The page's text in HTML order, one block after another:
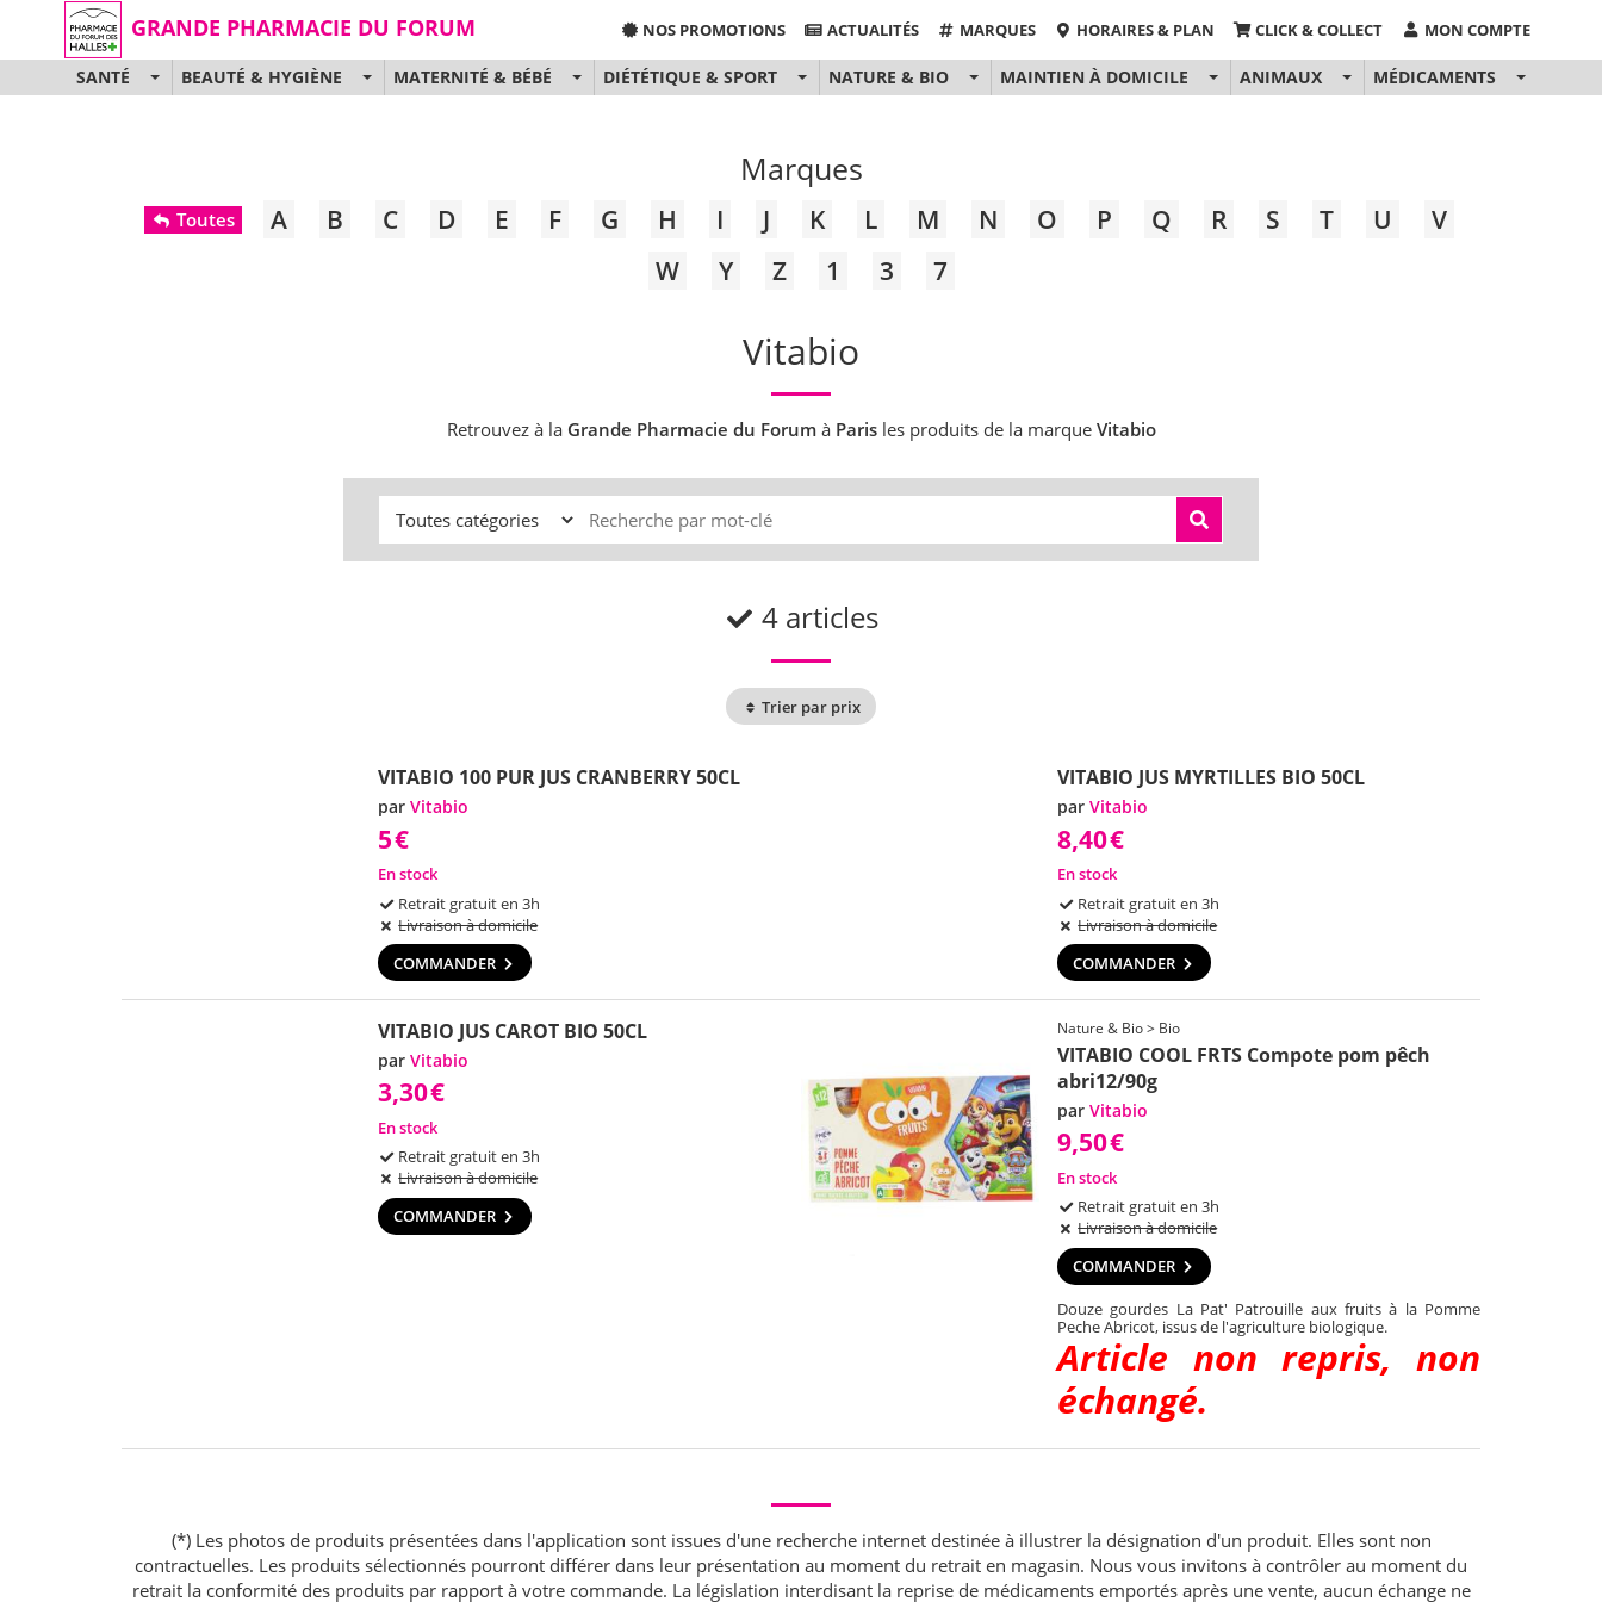
GRANDE PHARMACIE DU FORUM NOS PROMOTIONS ACTUALITÉS MARQUES HORAIRES & PLAN CLICK & COLLECT MON COMPTE
SANTÉ BEAUTÉ & HYGIÈNE MATERNITÉ & BÉBÉ DIÉTÉTIQUE & SPORT NATURE & BIO MAINTIEN À DOMICILE ANIMAUX MÉDICAMENTS
Marques
Toutes A B C D E F G H I J K L M N O P Q R S T U
V
W
Y Z 1 3 7
Vitabio
Retrouvez à la Grande Pharmacie du Forumà Parisles produits de la marque Vitabio
4 articles
Trier par prix
VITABIO 100 PUR JUS CRANBERRY 50CL
par Vitabio
5€
En stock
Retrait gratuit en 3h
Livraison à domicile
COMMANDER
VITABIO JUS MYRTILLES BIO 50CL
par Vitabio
8,40€
En stock
Retrait gratuit en 3h
Livraison à domicile
COMMANDER
VITABIO JUS CAROT BIO 50CL
par Vitabio
3,30€
En stock
Retrait gratuit en 3h
Livraison à domicile
COMMANDER
Nature & Bio > Bio
VITABIO COOL FRTS Compote pom pêch
abri12/90g
par Vitabio
9,50€
En stock
Retrait gratuit en 3h
Livraison à domicile
COMMANDER
Douze gourdes La Pat' Patrouille aux fruits à la Pomme
Peche Abricot, issus de l'agriculture biologique.
Article non repris, non
échangé.
(*) Les photos de produits présentées dans l'application sont issues d'une recherche internet destinée à illustrer la désignation d'un produit. Elles sont non
contractuelles. Les produits sélectionnés pourront différer dans leur présentation au moment du retrait en magasin. Nous vous invitons à contrôler au moment du
retrait la conformité des produits par rapport à votre commande. La législation interdisant la reprise de médicaments emportés après une vente, aucun échange ne